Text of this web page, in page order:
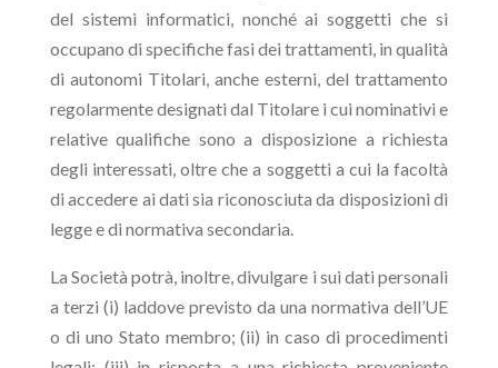
del sistemi informatici, nonché ai soggetti che si
occupano di specifiche fasi dei trattamenti, in qualità
di autonomi Titolari, anche esterni, del trattamento
regolarmente designati dal Titolare i cui nominativi e
relative qualifiche sono a disposizione a richiesta
degli interessati, oltre che a soggetti a cui la facoltà
di accedere ai dati sia riconosciuta da disposizioni di
legge e di normativa secondaria.
La Società potrà, inoltre, divulgare i sui dati personali
a terzi (i) laddove previsto da una normativa dell’UE
o di uno Stato membro; (ii) in caso di procedimenti